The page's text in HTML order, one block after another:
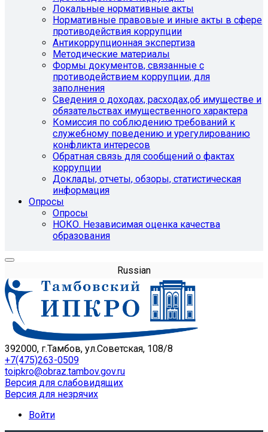
Локальные нормативные акты
Нормативные правовые и иные акты в сфере
противодействия коррупции
Антикоррупционная экспертиза
Методические материалы
Формы документов, связанные с
противодействием коррупции, для
заполнения
Сведения о доходах, расходах,об имуществе и
обязательствах имущественного характера
Комиссия по соблюдению требований к
служебному поведению и урегулированию
конфликта интересов
Обратная связь для сообщений о фактах
коррупции
Доклады, отчеты, обзоры, статистическая
информация
Опросы
Опросы
НОКО. Независимая оценка качества
образования
Russian
392000, г.Тамбов, ул.Советская, 108/8
+7(475)263-0509
toipkro@obraz.tambov.gov.ru
Версия для слабовидящих
Версия для незрячих
Войти